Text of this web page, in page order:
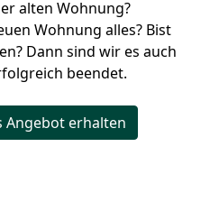
alten Wohnung?
Wohnung alles? Bist
Dann sind wir es auch
beendet.
Angebot erhalten